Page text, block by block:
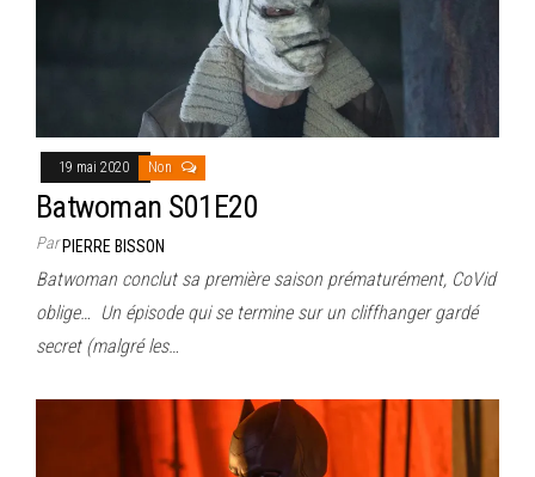
19 mai 2020 Non
Batwoman S01E20
ParPIERRE BISSON
Batwoman conclut sa première saison prématurément, CoVid
oblige… Un épisode qui se termine sur un cliffhanger gardé
secret (malgré les…